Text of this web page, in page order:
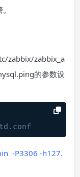
zabbix/zabbix_a
的参数设
-P3306 -h127.